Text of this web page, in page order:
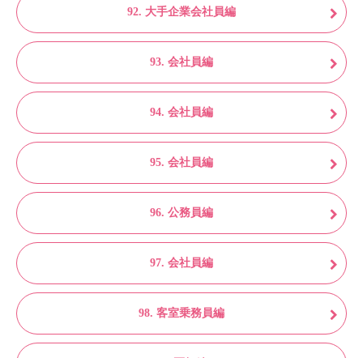
92. 大手企業会社員編
93. 会社員編
94. 会社員編
95. 会社員編
96. 公務員編
97. 会社員編
98. 客室乗務員編